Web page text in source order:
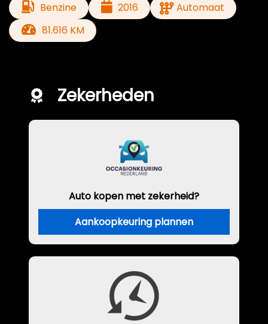
Benzine 2016
Automaat
81.616 KM
Zekerheden
Auto kopen met zekerheid?
Aankoopkeuring plannen